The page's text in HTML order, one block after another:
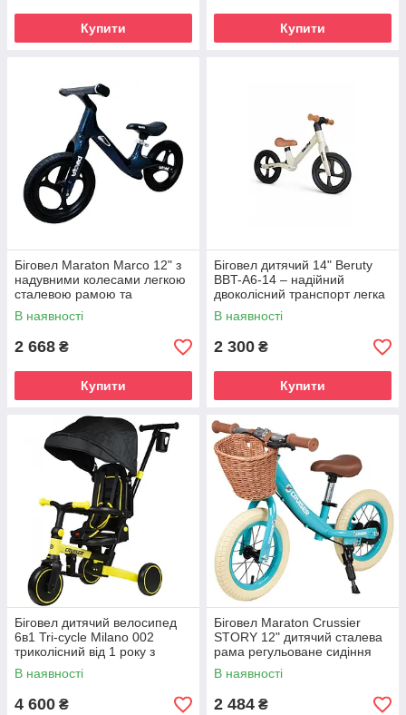
Купити Купити
Біговел Maraton Marco 12" з
надувними колесами легкою
сталевою рамою та
регульованим сидінням для
дітей від 2 років
В наявності
2 668 ₴
Купити
Біговел дитячий 14" Beruty
BBT-A6-14 – надійний
двоколісний транспорт легка
пластикова рама підніжки
гумові ручки від 3 років
В наявності
2 300 ₴
Купити
Біговел дитячий велосипед
6в1 Tri-cycle Milano 002
триколісний від 1 року з
батьківською ручкою козирок
гумові колеса сталевий
В наявності
4 600 ₴
Біговел Maraton Crussier
STORY 12" дитячий сталева
рама регульоване сидіння
балансувальний велосипед
від 2 до 5 років
В наявності
2 484 ₴